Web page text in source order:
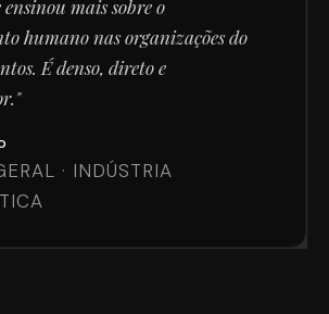
mais sobre o
humano nas organizações do
É denso, direto e
· INDÚSTRIA